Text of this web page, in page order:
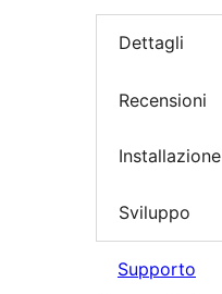
Dettagli
Recensioni
Installazione
Sviluppo
Supporto